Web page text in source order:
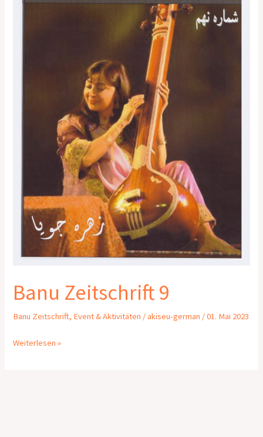
Banu Zeitschrift 9
Banu Zeitschrift, Event & Aktivitäten /akiseu-german /01. Mai 2023
Weiterlesen »